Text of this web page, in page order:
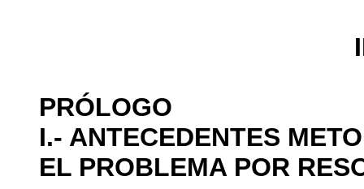
PRÓLOGO
I.- ANTECEDENTES
EL PROBLEMA POR